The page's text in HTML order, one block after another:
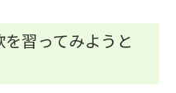
習ってみようと